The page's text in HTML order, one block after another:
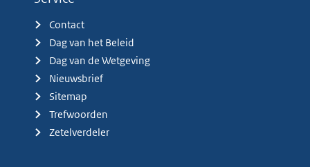
Contact
Dag van het Beleid
Dag van de Wetgeving
Nieuwsbrief
Sitemap
Trefwoorden
Zetelverdeler